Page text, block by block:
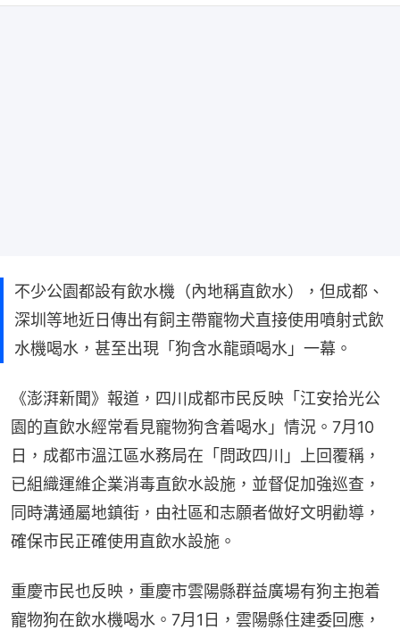
不少公園都設有飲水機（內地稱直飲水），但成都、
深圳等地近日傳出有飼主帶寵物犬直接使用噴射式飲
水機喝水，甚至出現「狗含水龍頭喝水」一幕。
《澎湃新聞》報道，四川成都市民反映「江安拾光公
園的直飲水經常看見寵物狗含着喝水」情況。7月10
日，成都市溫江區水務局在「問政四川」上回覆稱，
已組織運維企業消毒直飲水設施，並督促加強巡查，
同時溝通屬地鎮街，由社區和志願者做好文明勸導，
確保市民正確使用直飲水設施。
重慶市民也反映，重慶市雲陽縣群益廣場有狗主抱着
寵物狗在飲水機喝水。7月1日，雲陽縣住建委回應，